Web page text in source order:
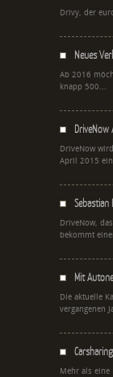
Drivy, der
Neues
Ab 2016
knapp 500...
DriveNow
DriveNow
April 2015
Sebastian
DriveNow,
bekommt
Mit
Die aktuelle
vergangenen
Mehr als